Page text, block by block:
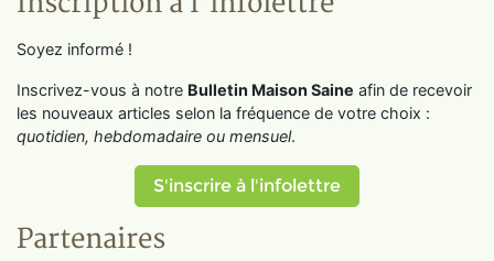
Soyez informé !
Inscrivez-vous à notre Bulletin Maison Saine afin de recevoir
les nouveaux articles selon la fréquence de votre choix :
quotidien, hebdomadaire ou mensuel.
S'inscrire à l'infolettre
Partenaires